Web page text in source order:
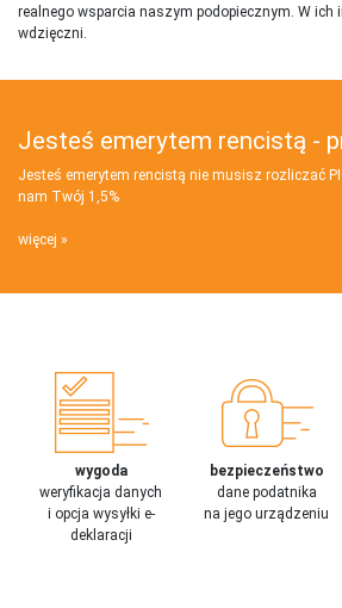
realnego wsparcia naszym podopiecznym. W ich
wdzięczni.
Jesteś emerytem rencistą -
Jesteś emerytem rencistą nie musisz rozliczać
nam Twój 1,5%
więcej
wygoda
weryfikacja danych
i opcja wysyłki e-
deklaracji
bezpieczeństwo
dane podatnika
na jego urządzeniu